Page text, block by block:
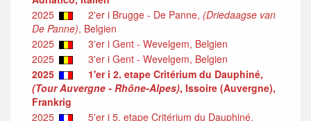
2025
2'er i Brugge - De Panne, (Driedaagse van
De Panne), Belgien
2025
3'er i Gent - Wevelgem, Belgien
2025
3'er i Gent - Wevelgem, Belgien
2025
1'er i 2. etape Critérium du Dauphiné,
(Tour Auvergne - Rhône-Alpes), Issoire (Auvergne),
Frankrig
2025
5'er i 5. etape Critérium du Dauphiné,